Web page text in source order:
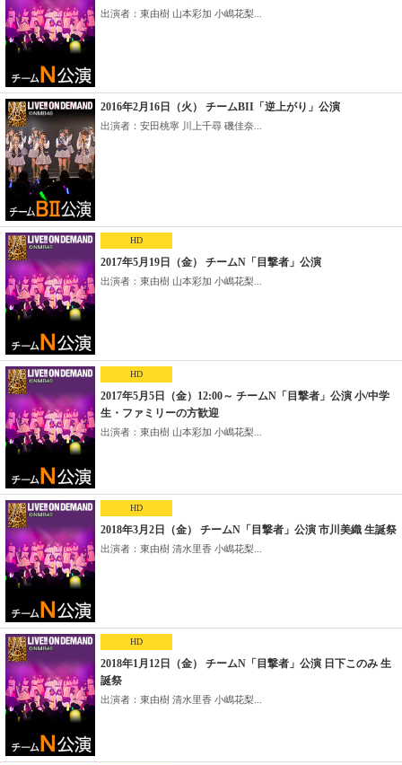
出演者：東由樹 山本彩加 小嶋花梨...
2016年2月16日（火） チームBII「逆上がり」公演
出演者：安田桃寧 川上千尋 磯佳奈...
HD
2017年5月19日（金） チームN「目撃者」公演
出演者：東由樹 山本彩加 小嶋花梨...
HD
2017年5月5日（金）12:00～ チームN「目撃者」公演 小/中学
生・ファミリーの方歓迎
出演者：東由樹 山本彩加 小嶋花梨...
HD
2018年3月2日（金） チームN「目撃者」公演 市川美織 生誕祭
出演者：東由樹 清水里香 小嶋花梨...
HD
2018年1月12日（金） チームN「目撃者」公演 日下このみ 生
誕祭
出演者：東由樹 清水里香 小嶋花梨...